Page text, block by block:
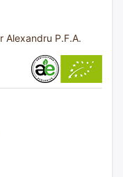
Alexandru P.F.A.